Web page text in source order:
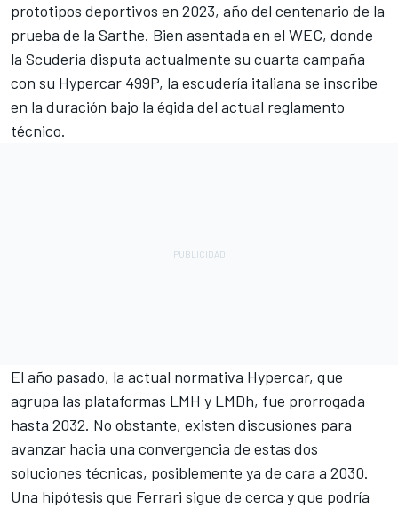
prototipos deportivos en 2023, año del centenario de la
prueba de la Sarthe. Bien asentada en el WEC, donde
la Scuderia disputa actualmente su cuarta campaña
con su Hypercar 499P, la escudería italiana se inscribe
en la duración bajo la égida del actual reglamento
técnico.
El año pasado, la actual normativa Hypercar, que
agrupa las plataformas LMH y LMDh, fue prorrogada
hasta 2032. No obstante, existen discusiones para
avanzar hacia una convergencia de estas dos
soluciones técnicas, posiblemente ya de cara a 2030.
Una hipótesis que Ferrari sigue de cerca y que podría